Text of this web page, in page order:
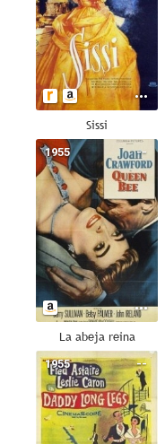
Sissi
--
1955
La abeja reina
--
1955